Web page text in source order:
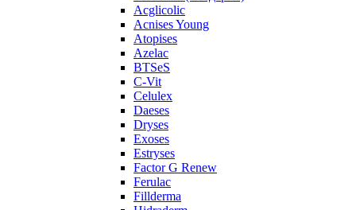
Acglicolic
Acnises Young
Atopises
Azelac
BTSeS
C‑Vit
Celulex
Daeses
Dryses
Exoses
Estryses
Factor G Renew
Ferulac
Fillderma